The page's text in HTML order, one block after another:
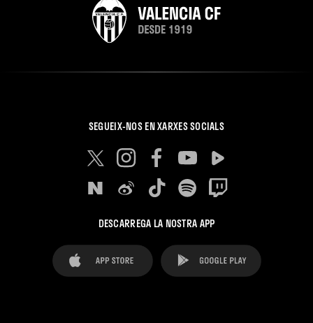
SEGUEIX-NOS EN XARXES SOCIALS
DESCARREGA LA NOSTRA APP